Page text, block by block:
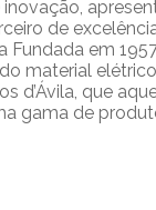
de
Fundada em
material
d’Ávila, que
gama de